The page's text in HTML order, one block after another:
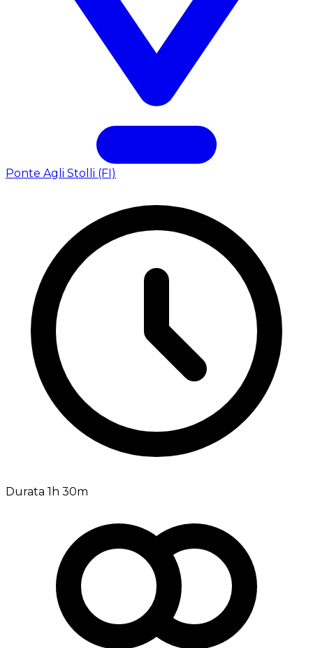
Ponte Agli Stolli (FI)
Durata 1h 30m